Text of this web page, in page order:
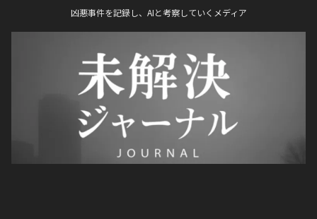
凶悪事件を記録し、AIと考察していくメディア